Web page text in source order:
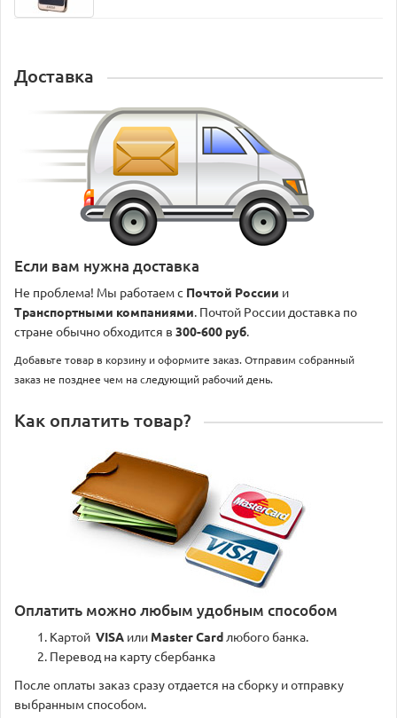
Доставка
Если вам нужна доставка
Не проблема! Мы работаем с Почтой России и
Транспортными компаниями. Почтой России доставка по
стране обычно обходится в 300-600 руб.
Добавьте товар в корзину и оформите заказ. Отправим собранный
заказ не позднее чем на следующий рабочий день.
Как оплатить товар?
Оплатить можно любым удобным способом
Картой VISA илиMaster Cardлюбого банка.
Перевод на карту сбербанка
После оплаты заказ сразу отдается на сборку и отправку
выбранным способом.